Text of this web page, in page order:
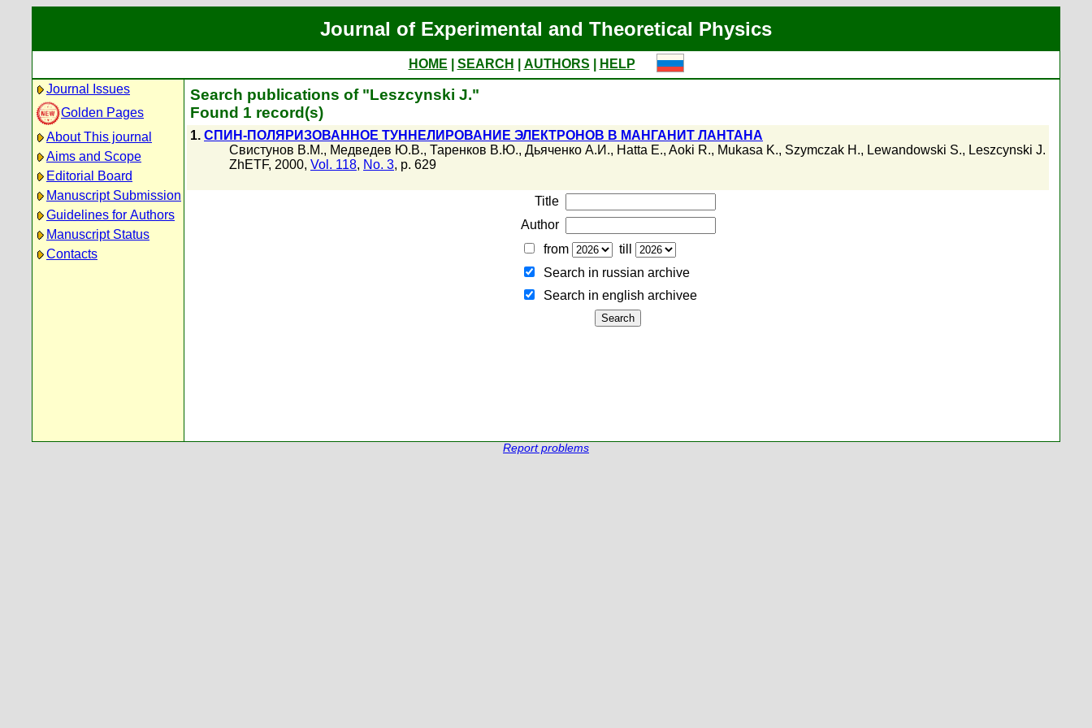
Journal of Experimental and Theoretical Physics
HOME SEARCH AUTHORS
HELP
Journal Issues
Golden Pages
About This journal
Aims and Scope
Editorial Board
Manuscript Submission
Guidelines for Authors
Manuscript Status
Contacts
Search publications of "Leszcynski J."
Found 1 record(s)
1. СПИН-ПОЛЯРИЗОВАННОЕ ТУННЕЛИРОВАНИЕ ЭЛЕКТРОНОВ В МАНГАНИТ ЛАНТАНА
Свистунов В.М., Медведев Ю.В., Таренков В.Ю., Дьяченко А.И., Hatta E., Aoki R., Mukasa K., Szymczak H., Lewandowski S., Leszcynski J.
ZhETF, 2000, Vol. 118, No. 3, p. 629
Title
Author
from
till
Search in russian archive
Search in english archiveе
Report problems